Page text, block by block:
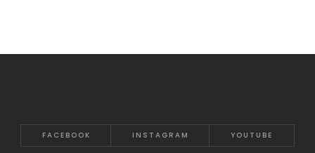
FACEBOOK INSTAGRAM YOUTUBE